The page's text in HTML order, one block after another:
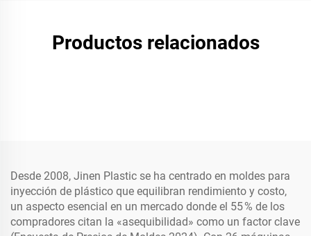
Productos relacionados
Desde 2008, Jinen Plastic se ha centrado en moldes para
inyección de plástico que equilibran rendimiento y costo,
un aspecto esencial en un mercado donde el 55 % de los
compradores citan la «asequibilidad» como un factor clave